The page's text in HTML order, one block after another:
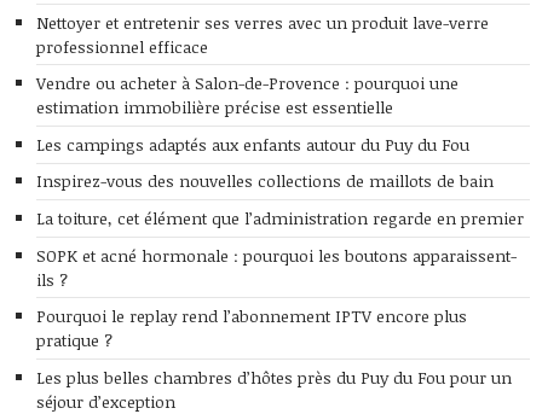
Nettoyer et entretenir ses verres avec un produit lave-verre
professionnel efficace
Vendre ou acheter à Salon-de-Provence : pourquoi une
estimation immobilière précise est essentielle
Les campings adaptés aux enfants autour du Puy du Fou
Inspirez-vous des nouvelles collections de maillots de bain
La toiture, cet élément que l’administration regarde en premier
SOPK et acné hormonale : pourquoi les boutons apparaissent-
ils ?
Pourquoi le replay rend l’abonnement IPTV encore plus
pratique ?
Les plus belles chambres d’hôtes près du Puy du Fou pour un
séjour d’exception